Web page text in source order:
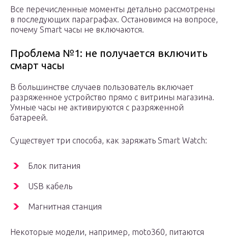
Все перечисленные моменты детально рассмотрены
в последующих параграфах. Остановимся на вопросе,
почему Smart часы не включаются.
Проблема №1: не получается включить
смарт часы
В большинстве случаев пользователь включает
разряженное устройство прямо с витрины магазина.
Умные часы не активируются с разряженной
батареей.
Существует три способа, как заряжать Smart Watch:
Блок питания
USB кабель
Магнитная станция
Некоторые модели, например, moto360, питаются